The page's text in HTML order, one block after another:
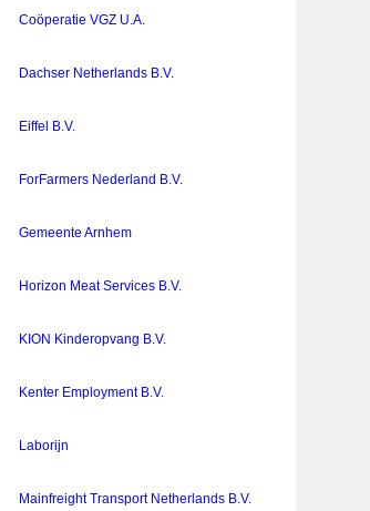
Coöperatie VGZ U.A.
Dachser Netherlands B.V.
Eiffel B.V.
ForFarmers Nederland B.V.
Gemeente Arnhem
Horizon Meat Services B.V.
KION Kinderopvang B.V.
Kenter Employment B.V.
Laborijn
Mainfreight Transport Netherlands B.V.